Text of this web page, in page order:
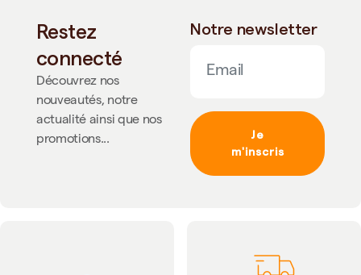
Restez
connecté
Découvrez nos
nouveautés, notre
actualité ainsi que nos
promotions...
Notre newsletter
Je
m'inscris